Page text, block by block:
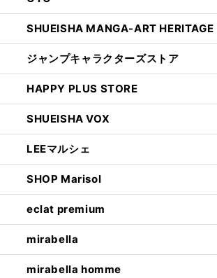
SHUEISHA MANGA-ART HERITAGE
ジャンプキャラクターズストア
HAPPY PLUS STORE
SHUEISHA VOX
LEEマルシェ
SHOP Marisol
eclat premium
mirabella
mirabella homme